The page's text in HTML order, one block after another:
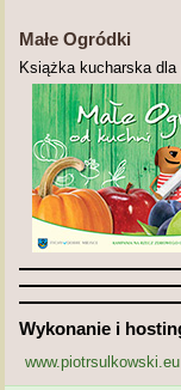
Małe Ogródki
Książka kucharska
Wykonanie i
www.piotrsulkowski.eu